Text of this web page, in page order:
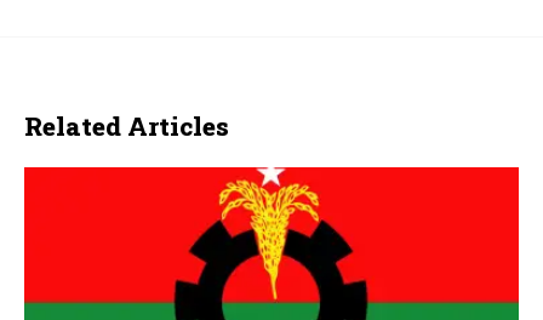
Related Articles